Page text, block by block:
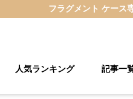
フラグメント ケース
人気ランキング 記事一